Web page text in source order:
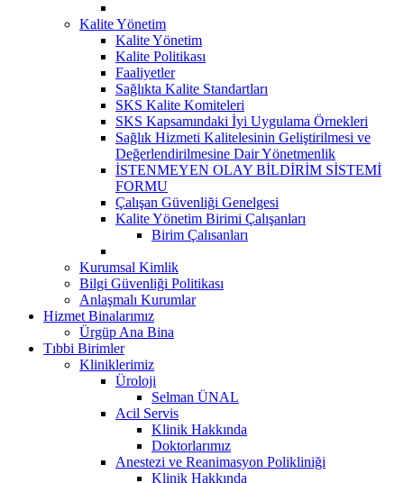
Kalite Yönetim
Kalite Yönetim
Kalite Politikası
Faaliyetler
Sağlıkta Kalite Standartları
SKS Kalite Komiteleri
SKS Kapsamındaki İyi Uygulama Örnekleri
Sağlık Hizmeti Kalitelesinin Geliştirilmesi ve
Değerlendirilmesine Dair Yönetmenlik
İSTENMEYEN OLAY BİLDİRİM SİSTEMİ
FORMU
Çalışan Güvenliği Genelgesi
Kalite Yönetim Birimi Çalışanları
Birim Çalısanları
Kurumsal Kimlik
Bilgi Güvenliği Politikası
Anlaşmalı Kurumlar
Hizmet Binalarımız
Ürgüp Ana Bina
Tıbbi Birimler
Kliniklerimiz
Üroloji
Selman ÜNAL
Acil Servis
Klinik Hakkında
Doktorlarımız
Anestezi ve Reanimasyon Polikliniği
Klinik Hakkında